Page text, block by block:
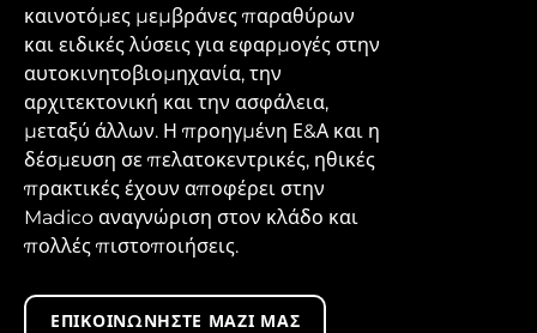
καινοτόμες μεμβράνες παραθύρων
και ειδικές λύσεις για εφαρμογές στην
αυτοκινητοβιομηχανία, την
αρχιτεκτονική και την ασφάλεια,
μεταξύ άλλων. Η προηγμένη Ε&Α και η
δέσμευση σε πελατοκεντρικές, ηθικές
πρακτικές έχουν αποφέρει στην
Madico αναγνώριση στον κλάδο και
πολλές πιστοποιήσεις.
ΕΠΙΚΟΙΝΩΝΉΣΤΕ ΜΑΖΊ ΜΑΣ